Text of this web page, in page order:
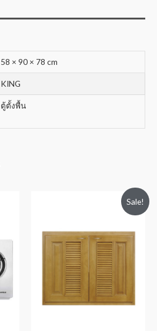
58 × 90 × 78 cm
KING
ตู้ตั้งพื้น
Sale!